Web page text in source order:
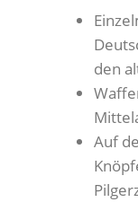
den
Auf